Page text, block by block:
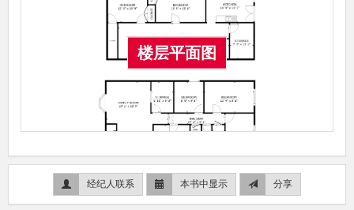
楼层平面图
经纪人联系 本书中显示 分享